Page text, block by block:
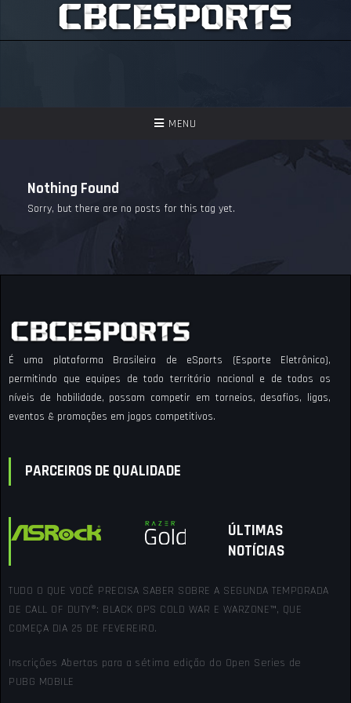
TOGGLE
MENU
ASSISTIR
PERGUNTAS FREQUENTES
SEJA UM APOIADOR!
Nothing Found
Sorry, but there are no posts for this tag yet.
É uma plataforma Brasileira de eSports (Esporte Eletrônico),
permitindo que equipes de todo território nacional e de todos os
níveis de habilidade, possam competir em torneios, desafios, ligas,
eventos & promoções em jogos competitivos.
PARCEIROS DE QUALIDADE
ÚLTIMAS
NOTÍCIAS
TUDO O QUE VOCÊ PRECISA SABER SOBRE A SEGUNDA TEMPORADA
DE CALL OF DUTY®: BLACK OPS COLD WAR E WARZONE™, QUE
COMEÇA DIA 25 DE FEVEREIRO.
Inscrições Abertas para a sétima edição do Open Series de
PUBG MOBILE